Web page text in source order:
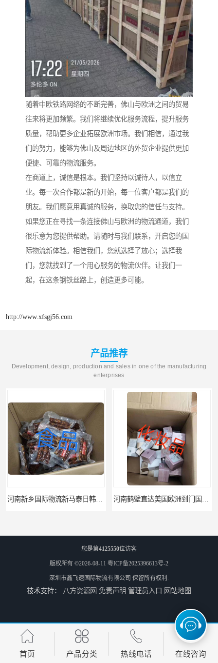
随着中欧铁路网络的不断完善，佛山与欧洲之间的贸易
往来将更加频繁。我们将继续优化服务流程，提升服务
质量，帮助更多企业拓展欧洲市场。我们相信，通过我
们的努力，能够为佛山及周边地区的外贸企业提供更加
便捷、可靠的物流服务。
在商道上，诚信是根本。我们坚持以诚待人，以信立
业。每一次合作都是新的开始，每一位客户都是我们的
朋友。我们愿意用真诚的服务，换取您的信任与支持。
如果您正在寻找一条连接佛山与欧洲的物流通道，我们
很乐意为您提供帮助。请随时与我们联系，开启您的国
际物流新体验。相信我们，您就选择了放心；选择我
们，您就找到了一个用心服务的物流伙伴。让我们一
起，在这条钢铁丝路上，创造更多可能。
http://www.xfsgj56.com
产品推荐
Development, design, production and sales in one of the manufacturing
enterprises
河南鹤壁美森快船美国FBA专线海运国际物流双清包税 河南安阳欧美日加FBA空海运入仓DHL快递代理当日提取
您是第4125550位访客
版权所有 ©2026-08-11 粤ICP备2025396613号-2
深圳市鑫飞速国际物流有限公司 保留所有权利.
技术支持： 八方资源网 免责声明 管理员入口 网站地图
首页 产品分类 热线电话 在线咨询